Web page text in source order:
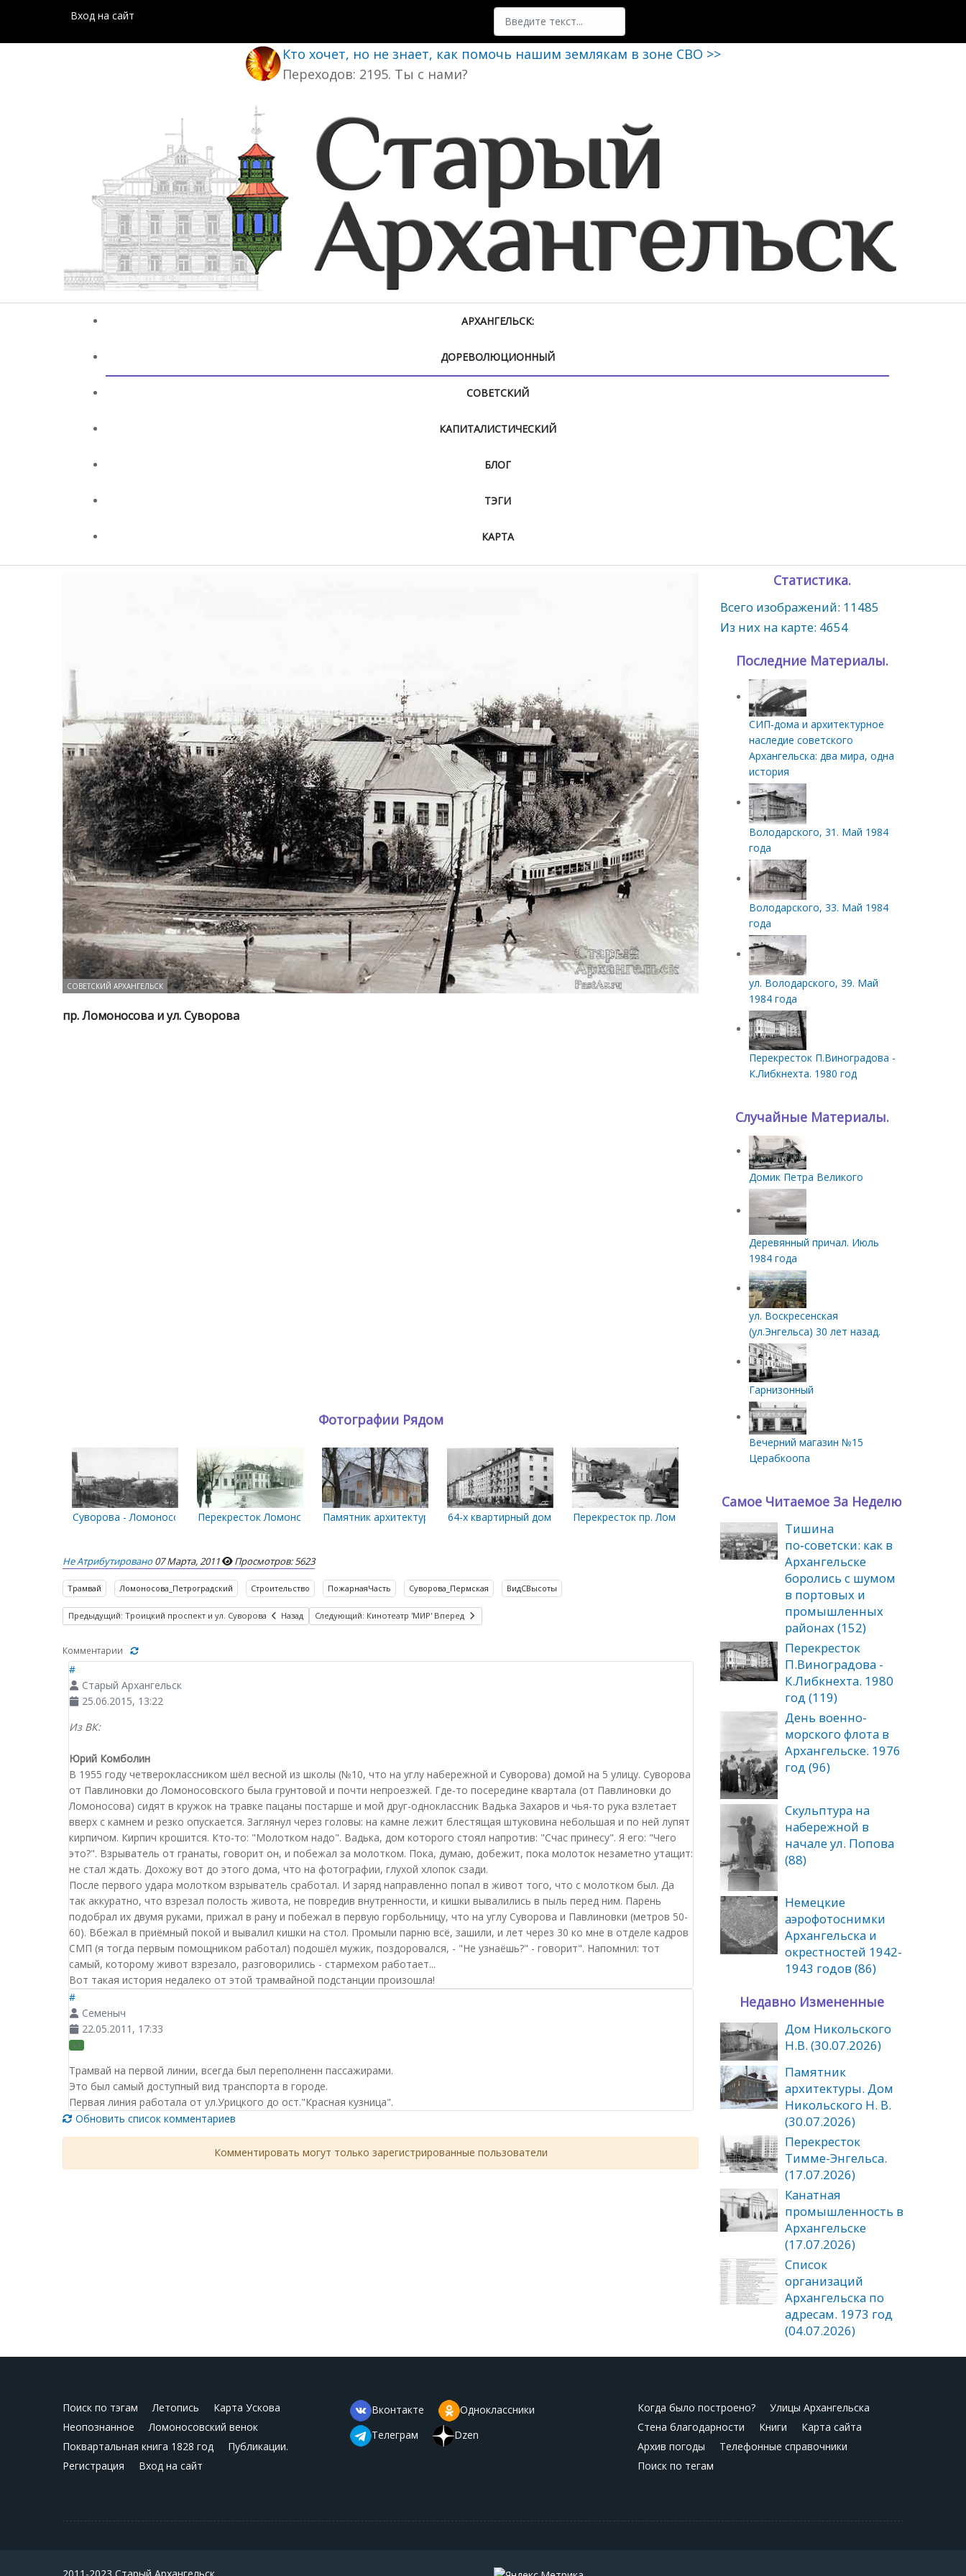
Вход на сайт Поиск
Кто хочет, но не знает, как помочь нашим землякам в зоне СВО >>
Переходов: 2195. Ты с нами?
АРХАНГЕЛЬСК:
ДОРЕВОЛЮЦИОННЫЙ
СОВЕТСКИЙ
КАПИТАЛИСТИЧЕСКИЙ
БЛОГ
ТЭГИ
КАРТА
СОВЕТСКИЙ АРХАНГЕЛЬСК
пр. Ломоносова и ул. Суворова
Фотографии Рядом
Суворова - Ломоносова Перекресток Ломоносова и СувороваПамятник архитектуры. Трамвайная подстанция64-х квартирный дом со встроенным магазином 'Электротовары' и меховым ателье по улице Суворова,
Перекресток пр. Ломоносова и ул. Суворова. 1965г.
Не Атрибутировано 07 Марта, 2011 Просмотров: 5623
Трамвай Ломоносова_Петроградский Строительство ПожарнаяЧасть Суворова_Пермская ВидСВысоты
Предыдущий: Троицкий проспект и ул. Суворова Назад Следующий: Кинотеатр 'МИР' Вперед
Комментарии
#
Старый Архангельск
25.06.2015, 13:22
Из ВК:
Юрий Комболин
В 1955 году четвероклассником шёл весной из школы (№10, что на углу набережной и Суворова) домой на 5 улицу. Суворова
от Павлиновки до Ломоносовского была грунтовой и почти непроезжей. Где-то посередине квартала (от Павлиновки до
Ломоносова) сидят в кружок на травке пацаны постарше и мой друг-одноклассник Вадька Захаров и чья-то рука взлетает
вверх с камнем и резко опускается. Заглянул через головы: на камне лежит блестящая штуковина небольшая и по ней лупят
кирпичом. Кирпич крошится. Кто-то: "Молотком надо". Вадька, дом которого стоял напротив: "Счас принесу". Я его: "Чего
это?". Взрыватель от гранаты, говорит он, и побежал за молотком. Пока, думаю, добежит, пока молоток незаметно утащит:
не стал ждать. Дохожу вот до этого дома, что на фотографии, глухой хлопок сзади.
После первого удара молотком взрыватель сработал. И заряд направленно попал в живот того, что с молотком был. Да
так аккуратно, что взрезал полость живота, не повредив внутренности, и кишки вывалились в пыль перед ним. Парень
подобрал их двумя руками, прижал в рану и побежал в первую горбольницу, что на углу Суворова и Павлиновки (метров 50-
60). Вбежал в приёмный покой и вывалил кишки на стол. Промыли парню всё, зашили, и лет через 30 ко мне в отделе кадров
СМП (я тогда первым помощником работал) подошёл мужик, поздоровался, - "Не узнаёшь?" - говорит". Напомнил: тот
самый, которому живот взрезало, разговорились - стармехом работает...
Вот такая история недалеко от этой трамвайной подстанции произошла!
#
Семеныч
22.05.2011, 17:33
+1
Трамвай на первой линии, всегда был переполненн пассажирами.
Это был самый доступный вид транспорта в городе.
Первая линия работала от ул.Урицкого до ост."Красная кузница".
Обновить список комментариев
Комментировать могут только зарегистрированные пользователи
Статистика.
Всего изображений: 11485
Из них на карте: 4654
Последние Материалы.
СИП‑дома и архитектурное
наследие советского
Архангельска: два мира, одна
история
Володарского, 31. Май 1984
года
Володарского, 33. Май 1984
года
ул. Володарского, 39. Май
1984 года
Перекресток П.Виноградова -
К.Либкнехта. 1980 год
Случайные Материалы.
Домик Петра Великого
Деревянный причал. Июль
1984 года
ул. Воскресенская
(ул.Энгельса) 30 лет назад.
Гарнизонный
Вечерний магазин №15
Церабкоопа
Самое Читаемое За Неделю
Тишина
по‑советски: как в
Архангельске
боролись с шумом
в портовых и
промышленных
районах (152)
Перекресток
П.Виноградова -
К.Либкнехта. 1980
год (119)
День военно-
морского флота в
Архангельске. 1976
год (96)
Скульптура на
набережной в
начале ул. Попова
(88)
Немецкие
аэрофотоснимки
Архангельска и
окрестностей 1942-
1943 годов (86)
Недавно Измененные
Дом Никольского
Н.В. (30.07.2026)
Памятник
архитектуры. Дом
Никольского Н. В.
(30.07.2026)
Перекресток
Тимме-Энгельса.
(17.07.2026)
Канатная
промышленность в
Архангельске
(17.07.2026)
Список
организаций
Архангельска по
адресам. 1973 год
(04.07.2026)
Поиск по тэгам Летопись
Карта Ускова
Неопознанное
Ломоносовский венок
Поквартальная книга 1828 год
Публикации.
Регистрация
Вход на сайт
Вконтакте
Одноклассники
Телеграм
Dzen
Когда было построено?
Улицы Архангельска
Стена благодарности
Книги
Карта сайта
Архив погоды
Телефонные справочники
Поиск по тегам